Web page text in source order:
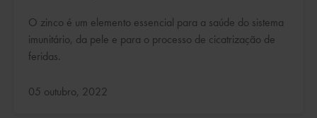
O zinco é um elemento essencial para a saúde do sistema
imunitário, da pele e para o processo de cicatrização de
feridas.
Atualizado:
05 outubro, 2022